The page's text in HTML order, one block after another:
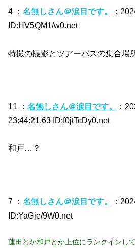
4 ：名無しさん＠涙目です。
：
ID:HV5QM1/w0.net
特撮の撮影とツアーバスの集合場
11 ：名無しさん＠涙目です。
：
23:44:21.63 ID:f0jtTcDy0.net
和戸…？
7 ：名無しさん＠涙目です。
：
ID:YaGje/9W0.net
蓮田とか和戸とか上位にランクインし